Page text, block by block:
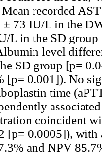
recorded
± 73 IU/L in the
L in the SD
level
SD group [p=
[p= 0.001]). No
time
coincident
[p= 0.0005]),
and NPV